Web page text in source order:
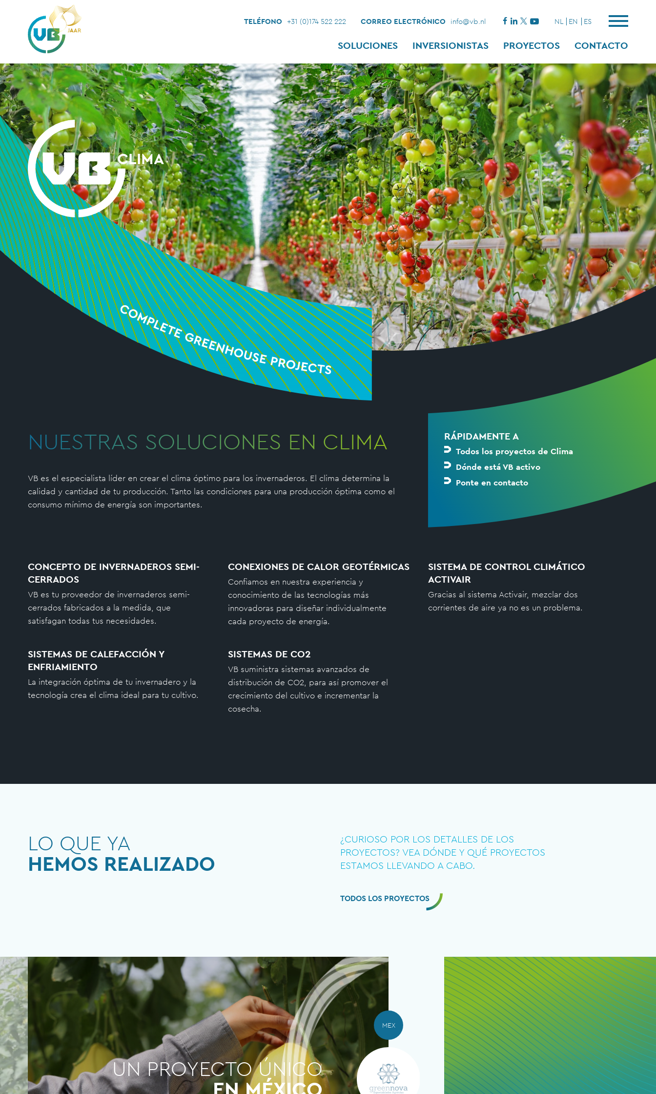
TELÉFONO +31 (0)174 522 222 CORREO ELECTRÓNICO info@vb.nl NL EN ES
SOLUCIONES INVERSIONISTAS PROYECTOS CONTACTO
CLIMA
RÁPIDAMENTE A
Todos los proyectos de Clima
Dónde está VB activo
Ponte en contacto
NUESTRAS SOLUCIONES EN CLIMA
VB es el especialista líder en crear el clima óptimo para los invernaderos. El clima determina la
calidad y cantidad de tu producción. Tanto las condiciones para una producción óptima como el
consumo mínimo de energía son importantes.
CONCEPTO DE INVERNADEROS SEMI-
CERRADOS
VB es tu proveedor de invernaderos semi-
cerrados fabricados a la medida, que
satisfagan todas tus necesidades.
CONEXIONES DE CALOR GEOTÉRMICAS
Confiamos en nuestra experiencia y
conocimiento de las tecnologías más
innovadoras para diseñar individualmente
cada proyecto de energía.
SISTEMA DE CONTROL CLIMÁTICO
ACTIVAIR
Gracias al sistema Activair, mezclar dos
corrientes de aire ya no es un problema.
SISTEMAS DE CALEFACCIÓN Y
ENFRIAMIENTO
La integración óptima de tu invernadero y la
tecnología crea el clima ideal para tu cultivo.
SISTEMAS DE CO2
VB suministra sistemas avanzados de
distribución de CO2, para así promover el
crecimiento del cultivo e incrementar la
cosecha.
LO QUE YA
HEMOS REALIZADO
¿CURIOSO POR LOS DETALLES DE LOS
PROYECTOS? VEA DÓNDE Y QUÉ PROYECTOS
ESTAMOS LLEVANDO A CABO.
TODOS LOS PROYECTOS
UN PROYECTO ÚNICO
MEX